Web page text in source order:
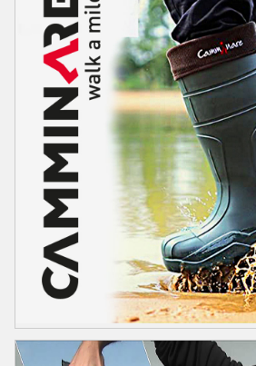
Owner Bir Japon Markası Olup Dünya
Bilinir. Doğada Bulunan tek Üçlü Kenar
Sahiptir.Yüksek Teknoloji ile Üretilen iğnerin
olta aksesuarları da mevcutur. Sitemizden
inceleyebilirsiniz...
Ürünler Video
CAMMİNARE